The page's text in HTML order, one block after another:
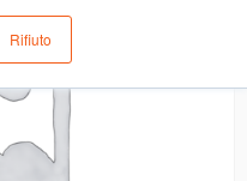
Rifiuto